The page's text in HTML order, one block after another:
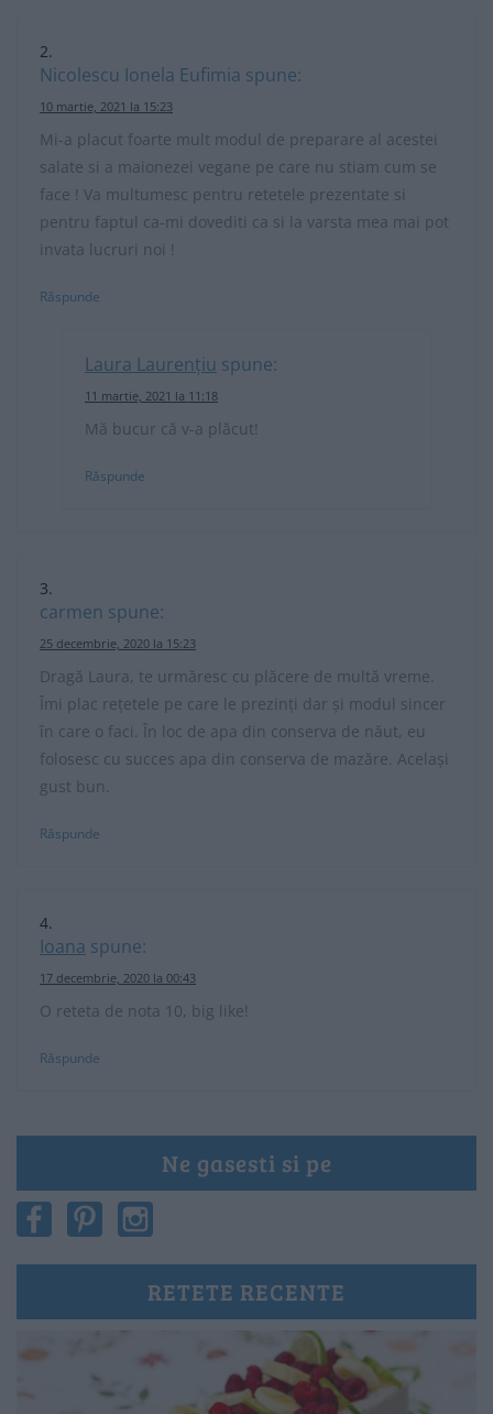
Nicolescu Ionela Eufimia spune:
10 martie, 2021 la 15:23
Mi-a placut foarte mult modul de preparare al acestei
salate si a maionezei vegane pe care nu stiam cum se
face ! Va multumesc pentru retetele prezentate si
pentru faptul ca-mi dovediti ca si la varsta mea mai pot
invata lucruri noi !
Răspunde
Laura Laurențiu spune:
11 martie, 2021 la 11:18
Mă bucur că v-a plăcut!
Răspunde
carmen spune:
25 decembrie, 2020 la 15:23
Dragă Laura, te urmăresc cu plăcere de multă vreme.
Îmi plac rețetele pe care le prezinți dar și modul sincer
în care o faci. În loc de apa din conserva de năut, eu
folosesc cu succes apa din conserva de mazăre. Același
gust bun.
Răspunde
Ioana spune:
17 decembrie, 2020 la 00:43
O reteta de nota 10, big like!
Răspunde
Ne gasesti si pe
RETETE RECENTE